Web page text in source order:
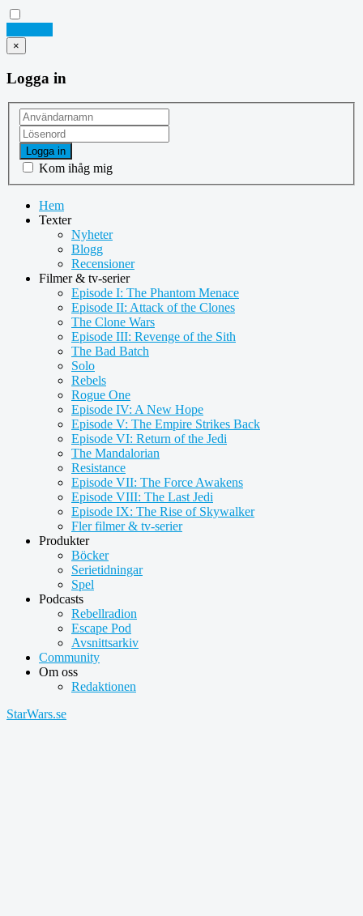
×
Logga in
Logga in
Kom ihåg mig
Hem
Texter
Nyheter
Blogg
Recensioner
Filmer & tv-serier
Episode I: The Phantom Menace
Episode II: Attack of the Clones
The Clone Wars
Episode III: Revenge of the Sith
The Bad Batch
Solo
Rebels
Rogue One
Episode IV: A New Hope
Episode V: The Empire Strikes Back
Episode VI: Return of the Jedi
The Mandalorian
Resistance
Episode VII: The Force Awakens
Episode VIII: The Last Jedi
Episode IX: The Rise of Skywalker
Fler filmer & tv-serier
Produkter
Böcker
Serietidningar
Spel
Podcasts
Rebellradion
Escape Pod
Avsnittsarkiv
Community
Om oss
Redaktionen
StarWars.se